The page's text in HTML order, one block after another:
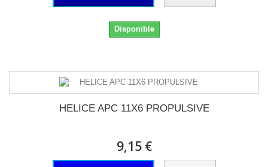
Disponible
HELICE APC 11X6 PROPULSIVE
9,15 €